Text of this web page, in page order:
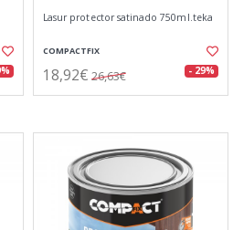
Lasur protector satinado 750ml.teka
COMPACTFIX
18,92€ 26,63€ - 29%